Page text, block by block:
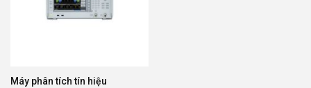
Máy phân tích tín hiệu